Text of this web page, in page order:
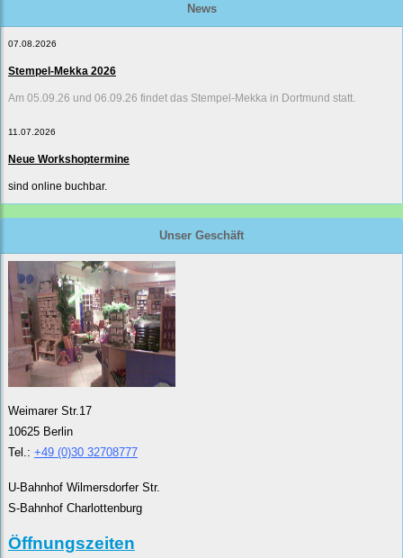
News
07.08.2026
Stempel-Mekka 2026
Am 05.09.26 und 06.09.26 findet das Stempel-Mekka in Dortmund statt.
11.07.2026
Neue Workshoptermine
sind online buchbar.
Unser Geschäft
Weimarer Str.17
10625 Berlin
Tel.: +49 (0)30 32708777
U-Bahnhof Wilmersdorfer Str.
S-Bahnhof Charlottenburg
Öffnungszeiten